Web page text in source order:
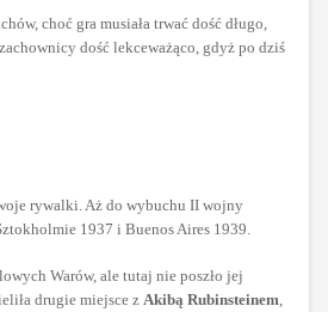
choć gra musiała trwać dość długo,
dość lekceważąco, gdyż po dziś
rywalki. Aż do wybuchu II wojny
1937 i Buenos Aires 1939.
Warów, ale tutaj nie poszło jej
drugie miejsce z Akibą Rubinsteinem